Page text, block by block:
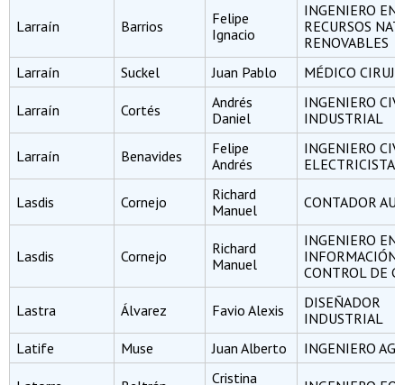
Larraín Barrios
Felipe
Ignacio
INGENIERO EN
RECURSOS
RENOVABLES
Larraín
Suckel Juan Pablo MÉDICO
Larraín Cortés
Andrés
Daniel
INGENIERO
INDUSTRIAL
Larraín Benavides
Felipe
Andrés
INGENIERO
ELECTRICISTA
Lasdis Cornejo
Richard
Manuel
CONTADOR
Lasdis Cornejo
Richard
Manuel
INGENIERO EN
INFORMACIÓN
CONTROL DE
Lastra Álvarez Favio Alexis
DISEÑADOR
INDUSTRIAL
Latife
Muse Juan Alberto INGENIERO
Cristina